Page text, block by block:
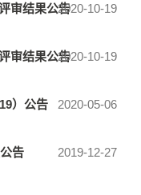
2020-10-19
审结果公告
2020-10-19
审结果公告
2020-05-06
）公告
2019-12-27
告